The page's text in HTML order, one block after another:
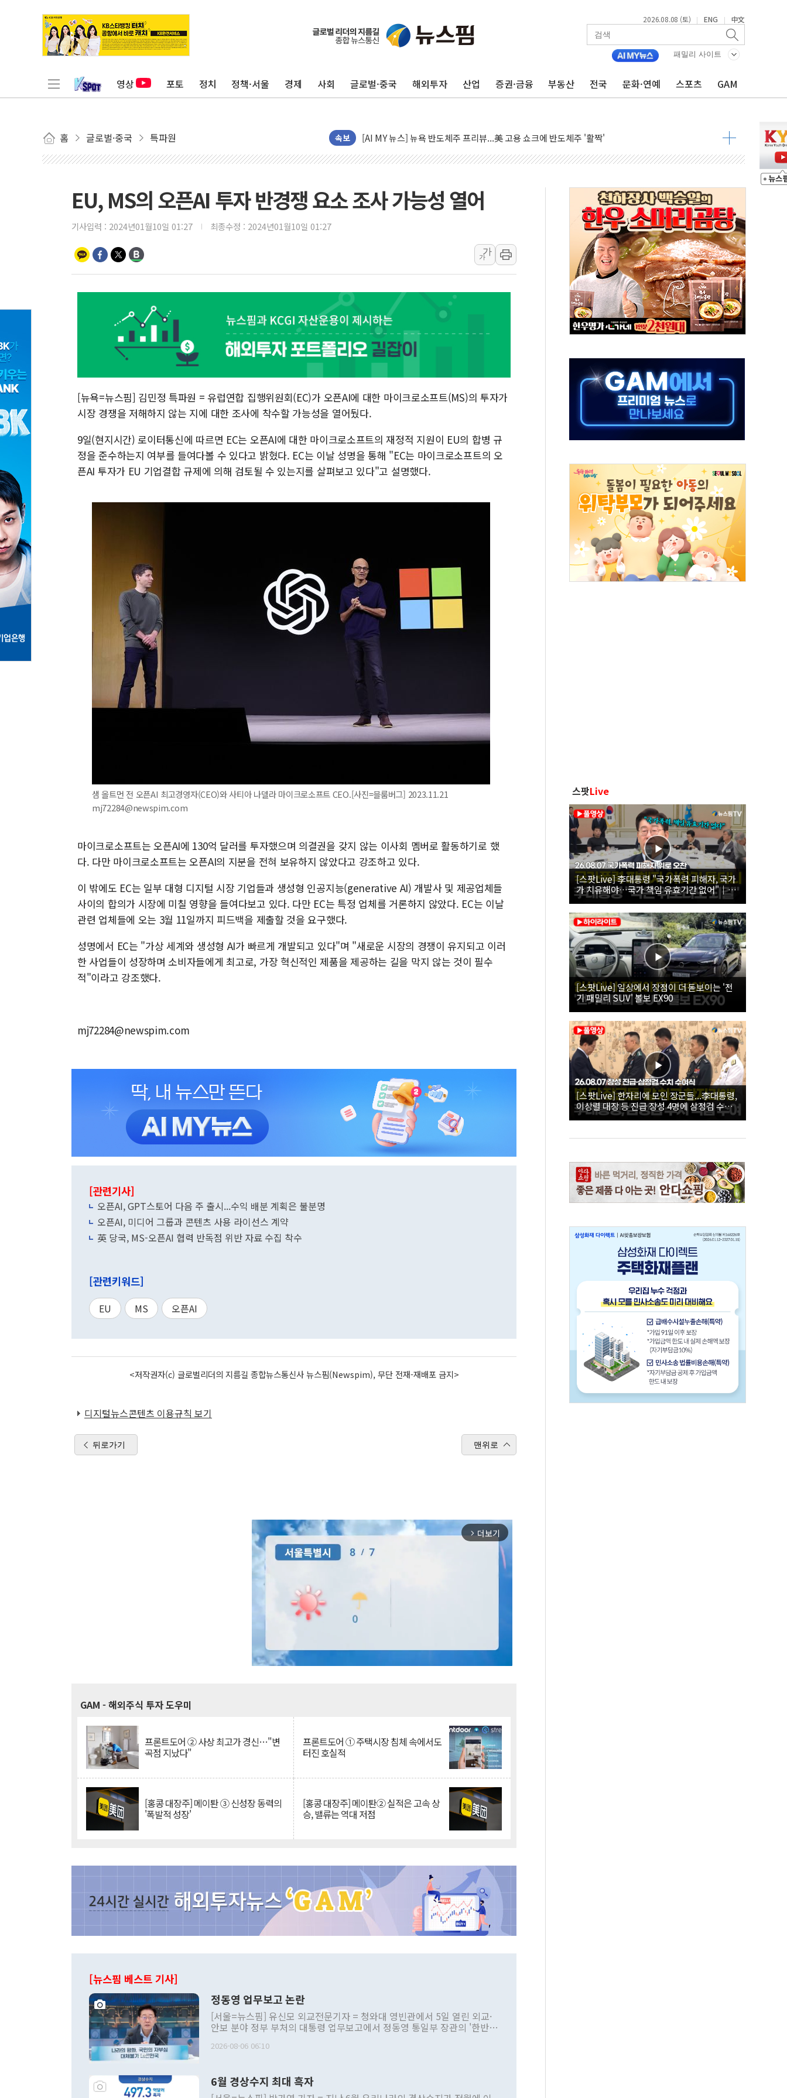
2026.08.08 (토) | ENG | 中文
패밀리 사이트
영상 포토 정치 정책·서울 경제 사회 글로벌·중국 해외투자 산업 증권·금융 부동산 전국 문화·연예 스포츠 GAM
홈 글로벌·중국 특파원 속보
[종합] 이슬람 수니파 3국, '공동방위협정' 체결… 이스라엘·이란 위협에 맞설 자체 억지력 강화
트럼프, 백신·자폐증 행정명령 검토…"이르면 다음 주"
이란의 핵심 원유 수출항 '하르그섬', 최근 1주일 이상 '올스톱'… 美 해상봉쇄 영향
美 고용 쇼크에 엔화 장중 급등…시장은 "또 개입했나" 촉각
뉴욕증시 프리뷰, 美 고용 쇼크에 금리 인상 우려 후퇴…나스닥 선물 1%대 상승
[종합] 美 7월 고용 2만3000명 감소 '쇼크'…9월 금리 인상 기대 후퇴
뉴욕증시 개장 전 특징주...아틀라시안·클라우드플레어·태양광주↑ VS 트레이드데스크·웬디스↓
보훈부, 미 DPAA와 MOU… "6·25 미군 실종자 7359명 끝까지 찾겠다"
특정 정치인 측근 포항시 정책특보 내정설...포항시 '시끌'
李 "해남 태양광, 대한민국 다음 100년 밑거름…수도권 집중 완화 전환점"
李 대통령, '6시간 마라톤 부동산 2차 회의' 주재… "전폭적 공급 확대·속도전 총력"
트럼프, 中 겨냥 폴리실리콘 관세 15% 부과…美 태양광주 급등
[사진] 빈살만과 에르도안의 만남
이란와이어 "이란 최고지도자 위독…곧 사망해도 놀랍지 않아"
남동발전, 해남군에 국내 최대 규모 400MW 태양광 착공…여의도 1.6배 규모
[인도증시] 중동 불안 속 유가 상승에 소폭 하락...금융주 낙폭 커
EU, MS의 오픈AI 투자 반경쟁 요소 조사 가능성 열어
기사입력 : 2024년01월10일 01:27 최종수정 : 2024년01월10일 01:27
가
가
[뉴욕=뉴스핌] 김민정 특파원 = 유럽연합 집행위원회(EC)가 오픈AI에 대한 마이크로소프트(MS)의 투자가
시장 경쟁을 저해하지 않는 지에 대한 조사에 착수할 가능성을 열어뒀다.
9일(현지시간) 로이터통신에 따르면 EC는 오픈AI에 대한 마이크로소프트의 재정적 지원이 EU의 합병 규
정을 준수하는지 여부를 들여다볼 수 있다고 밝혔다. EC는 이날 성명을 통해 "EC는 마이크로소프트의 오
픈AI 투자가 EU 기업결합 규제에 의해 검토될 수 있는지를 살펴보고 있다"고 설명했다.
샘 올트먼 전 오픈AI 최고경영자(CEO)와 사티아 나델라 마이크로소프트 CEO.[사진=블룸버그] 2023.11.21
mj72284@newspim.com
마이크로소프트는 오픈AI에 130억 달러를 투자했으며 의결권을 갖지 않는 이사회 멤버로 활동하기로 했
다. 다만 마이크로소프트는 오픈AI의 지분을 전혀 보유하지 않았다고 강조하고 있다.
이 밖에도 EC는 일부 대형 디지털 시장 기업들과 생성형 인공지능(generative AI) 개발사 및 제공업체들
사이의 합의가 시장에 미칠 영향을 들여다보고 있다. 다만 EC는 특정 업체를 거론하지 않았다. EC는 이날
관련 업체들에 오는 3월 11일까지 피드백을 제출할 것을 요구했다.
성명에서 EC는 "가상 세계와 생성형 AI가 빠르게 개발되고 있다"며 "새로운 시장의 경쟁이 유지되고 이러
한 사업들이 성장하며 소비자들에게 최고로, 가장 혁신적인 제품을 제공하는 길을 막지 않는 것이 필수
적"이라고 강조했다.
mj72284@newspim.com
[관련기사]
오픈AI, GPT스토어 다음 주 출시...수익 배분 계획은 불분명
오픈AI, 미디어 그룹과 콘텐츠 사용 라이선스 계약
英 당국, MS-오픈AI 협력 반독점 위반 자료 수집 착수
[관련키워드]
EU MS 오픈AI
<저작권자(c) 글로벌리더의 지름길 종합뉴스통신사 뉴스핌(Newspim), 무단 전재-재배포 금지>
디지털뉴스콘텐츠 이용규칙 보기
뒤로가기 맨위로
arrow_forward_ios 더보기
GAM - 해외주식 투자 도우미
프론트도어 ② 사상 최고가 경신…"변
곡점 지났다"
프론트도어 ① 주택시장 침체 속에서도
터진 호실적
[홍콩 대장주] 메이퇀 ③ 신성장 동력의
'폭발적 성장'
[홍콩 대장주] 메이퇀② 실적은 고속 상
승, 밸류는 역대 저점
[뉴스핌 베스트 기사]
정동영 업무보고 논란
[서울=뉴스핌] 유신모 외교전문기자 = 청와대 영빈관에서 5일 열린 외교·
안보 분야 정부 부처의 대통령 업무보고에서 정동영 통일부 장관의 '한반도
발언 중에는 정부 내 조율을 거치지 않은 사안을 정책으로 추진하겠다고 공
주의적 희망에 근거한 비현실적 구상'이라는 비판을 내놨다. 그동안 정 장
관의 대북 정책 관련 발언이 물의를 빚은 적은 여러 번 있지만 대통령과 유
2026-08-06 06:10
6월 경상수지 최대 흑자
스팟Live
[스팟Live] 李대통령 "국가폭력 피해자, 국가
가 치유해야…국가 책임 유효기간 없어"｜
26.08.07 국가폭력 피해자 위로 오찬
[스팟Live] 일상에서 장점이 더 돋보이는 '전
기 패밀리 SUV' 볼보 EX90
[스팟Live] 한자리에 모인 장군들...李대통령,
이상렬 대장 등 진급 장성 4명에 삼정검 수치
직접 수여｜26.08.07 장성 진급·삼정검 수치